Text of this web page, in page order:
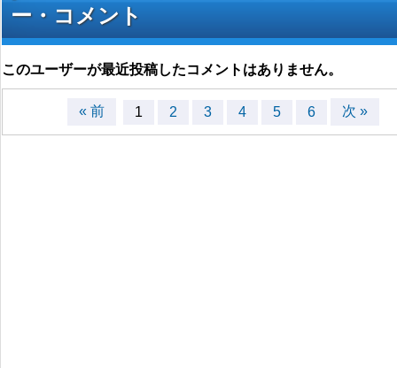
ー・コメント
このユーザーが最近投稿したコメントはありません。
« 前 1 2 3 4 5 6 次 »